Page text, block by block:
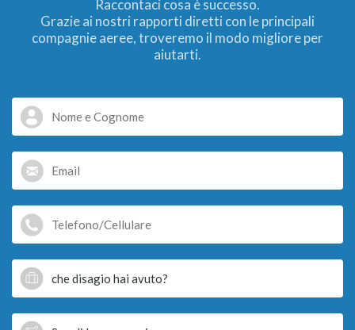
Raccontaci cosa è successo.
Grazie ai nostri rapporti diretti con le principali
compagnie aeree, troveremo il modo migliore per
aiutarti.